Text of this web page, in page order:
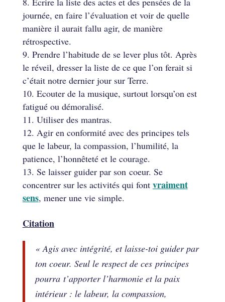
journée, en faire l’évaluation et voir de quelle
manière il aurait fallu agir, de manière
rétrospective.
Prendre l’habitude de se lever plus tôt. Après
le réveil, dresser la liste de ce que l’on ferait si
c’était notre dernier jour sur Terre.
Ecouter de la musique, surtout lorsqu’on est
fatigué ou démoralisé.
Utiliser des mantras.
Agir en conformité avec des principes tels
que le labeur, la compassion, l’humilité, la
patience, l’honnêteté et le courage.
Se laisser guider par son coeur. Se
concentrer sur les activités qui font vraiment
sens, mener une vie simple.
Citation
« Agis avec intégrité, et laisse-toi guider par
ton coeur. Seul le respect de ces principes
pourra t’apporter l’harmonie et la paix
intérieur : le labeur, la compassion,